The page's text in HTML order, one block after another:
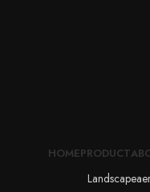
HOMEPRODUCT